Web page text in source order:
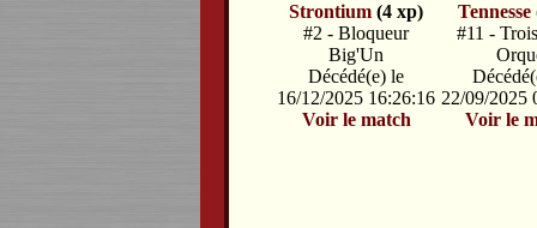
Strontium (4 xp)
#2 - Bloqueur
Big'Un
Décédé(e) le
16/12/2025 16:26:16
Voir le match
Tennesse
#11 -
22/09/2025
Voir le